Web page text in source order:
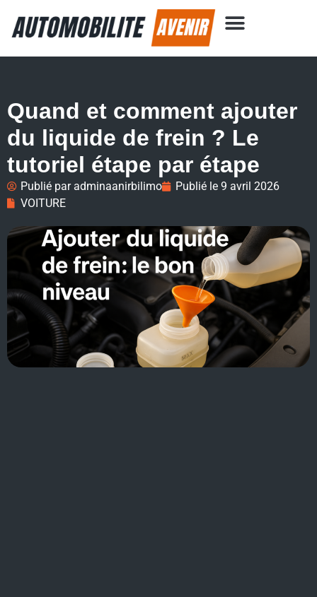
Quand et comment ajouter
du liquide de frein ? Le
tutoriel étape par étape
Publié paradminaanirbilimo Publié le 9 avril 2026
VOITURE